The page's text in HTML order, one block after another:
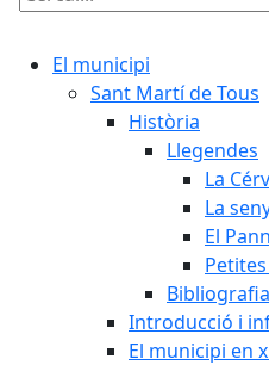
Cercar:
El municipi
Sant Martí de Tous
Història
Llegendes
La
La
El
Bibliografia
Introducció i
El municipi en